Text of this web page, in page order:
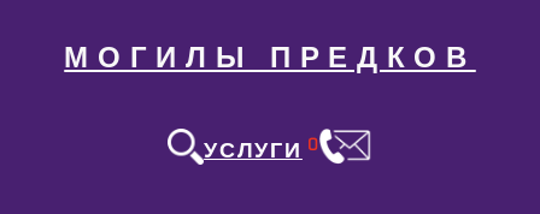
МОГИЛЫ ПРЕДКОВ
УСЛУГИ 0